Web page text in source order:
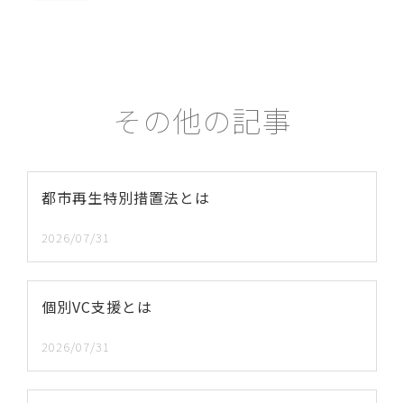
その他の記事
都市再生特別措置法とは
2026/07/31
個別VC支援とは
2026/07/31